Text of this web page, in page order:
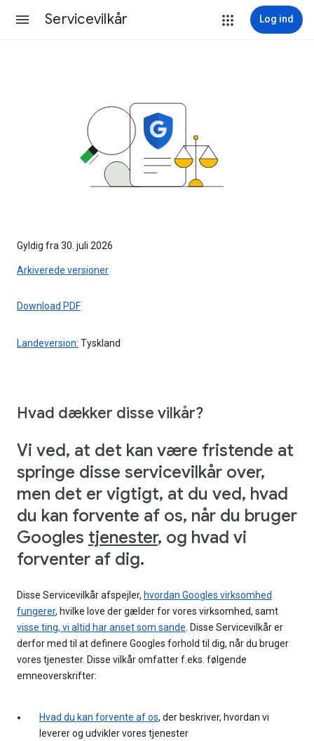
Servicevilkår Log ind
Gyldig fra 30. juli 2026
Arkiverede versioner
Download PDF
Landeversion: Tyskland
Hvad dækker disse vilkår?
Vi ved, at det kan være fristende at
springe disse servicevilkår over,
men det er vigtigt, at du ved, hvad
du kan forvente af os, når du bruger
Googles tjenester, og hvad vi
forventer af dig.
Disse Servicevilkår afspejler, hvordan Googles virksomhed
fungerer, hvilke love der gælder for vores virksomhed, samt
visse ting, vi altid har anset som sande . Disse Servicevilkår er
derfor med til at definere Googles forhold til dig, når du bruger
vores tjenester. Disse vilkår omfatter f.eks. følgende
emneoverskrifter:
Hvad du kan forvente af os, der beskriver, hvordan vi
leverer og udvikler vores tjenester